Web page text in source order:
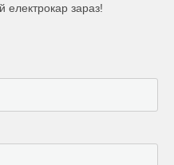
електрокар зараз!